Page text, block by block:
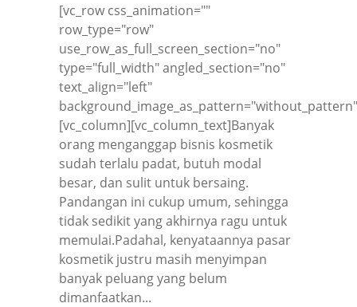
[vc_row css_animation=""
row_type="row"
use_row_as_full_screen_section="no"
type="full_width" angled_section="no"
text_align="left"
[vc_column][vc_column_text]Banyak
orang menganggap bisnis kosmetik
sudah terlalu padat, butuh modal
besar, dan sulit untuk bersaing.
Pandangan ini cukup umum, sehingga
tidak sedikit yang akhirnya ragu untuk
memulai.Padahal, kenyataannya pasar
kosmetik justru masih menyimpan
banyak peluang yang belum
dimanfaatkan...